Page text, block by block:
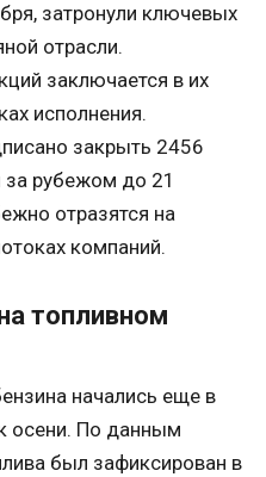
затронули ключевых
отрасли.
заключается в их
исполнения.
закрыть 2456
за рубежом до 21
отразятся на
компаний.
топливном
начались еще в
осени. По данным
был зафиксирован в